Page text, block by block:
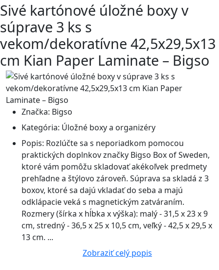
Sivé kartónové úložné boxy v
súprave 3 ks s
vekom/dekoratívne 42,5x29,5x13
cm Kian Paper Laminate – Bigso
Značka: Bigso
Kategória: Úložné boxy a organizéry
Popis: Rozlúčte sa s neporiadkom pomocou
praktických doplnkov značky Bigso Box of Sweden,
ktoré vám pomôžu skladovať akékoľvek predmety
prehľadne a štýlovo zároveň. Súprava sa skladá z 3
boxov, ktoré sa dajú vkladať do seba a majú
odklápacie veká s magnetickým zatváraním.
Rozmery (šírka x hĺbka x výška): malý - 31,5 x 23 x 9
cm, stredný - 36,5 x 25 x 10,5 cm, veľký - 42,5 x 29,5 x
13 cm. ...
Zobraziť celý popis